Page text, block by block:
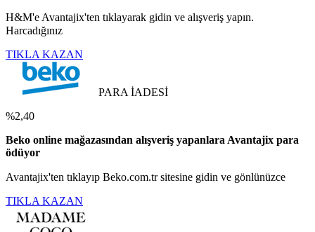
H&M'e Avantajix'ten tıklayarak gidin ve alışveriş yapın.
Harcadığınız
TIKLA KAZAN
PARA İADESİ
%2,40
Beko online mağazasından alışveriş yapanlara Avantajix para
ödüyor
Avantajix'ten tıklayıp Beko.com.tr sitesine gidin ve gönlünüzce
TIKLA KAZAN